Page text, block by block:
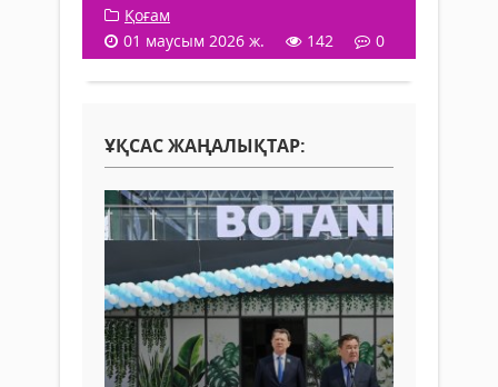
Қоғам
01 маусым 2026 ж.
142 0
ҰҚСАС ЖАҢАЛЫҚТАР: